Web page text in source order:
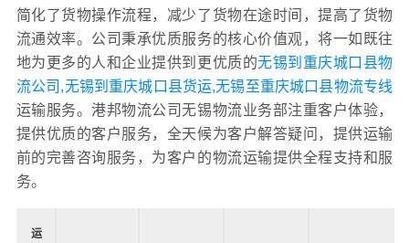
简化了货物操作流程，减少了货物在途时间，提高了货物
流通效率。公司秉承优质服务的核心价值观，将一如既往
地为更多的人和企业提供到更优质的无锡到重庆城口县物
流公司,无锡到重庆城口县货运,无锡至重庆城口县物流专线
运输服务。港邦物流公司无锡物流业务部注重客户体验，
提供优质的客户服务，全天候为客户解答疑问，提供运输
前的完善咨询服务，为客户的物流运输提供全程支持和服
务。
运